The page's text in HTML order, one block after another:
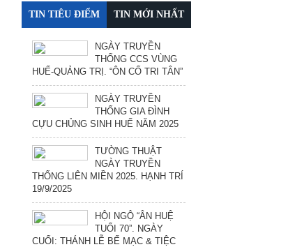
TIN TIÊU ĐIỂM TIN MỚI NHẤT
NGÀY TRUYỀN
THỐNG CCS VÙNG
HUẾ-QUẢNG TRỊ. “ÔN CỐ TRI TÂN”
NGÀY TRUYỀN
THỐNG GIA ĐÌNH
CỰU CHỦNG SINH HUẾ NĂM 2025
TƯỜNG THUẬT
NGÀY TRUYỀN
THỐNG LIÊN MIỀN 2025. HẠNH TRÍ
19/9/2025
HỘI NGỘ “ÂN HUỆ
TUỔI 70”. NGÀY
CUỐI: THÁNH LỄ BẾ MẠC & TIỆC